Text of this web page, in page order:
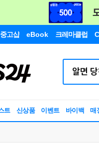
중고샵 eBook 크레마클럽
트 신상품 이벤트 바이백 매